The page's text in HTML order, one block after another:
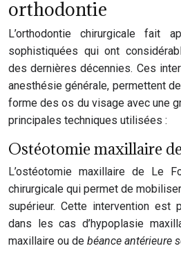
orthodontie
L’orthodontie chirurgicale fait
sophistiquées qui ont
des dernières décennies. Ces
anesthésie générale, permettent
forme des os du visage avec une
principales techniques utilisées :
Ostéotomie maxillaire
L’ostéotomie maxillaire de Le
chirurgicale qui permet de
supérieur. Cette intervention est
dans les cas d’hypoplasie
maxillaire ou de béance antérieure